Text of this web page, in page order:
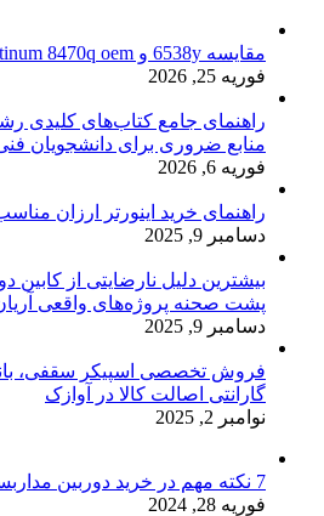
مقایسه 6538y و intel xeon platinum 8470q oem
فوریه 25, 2026
راهنمای جامع کتاب‌های کلیدی
منابع ضروری برای دانشجویان
فوریه 6, 2026
راهنمای خرید اینورتر ارزان
دسامبر 9, 2025
بیشترین دلیل نارضایتی از
پشت صحنه پروژه‌های واقعی
دسامبر 9, 2025
فروش تخصصی اسپیکر سقفی، باند
گارانتی اصالت کالا در آوازک
نوامبر 2, 2025
7 نکته مهم در خرید دوربین مداربسته + راهنمای خرید
فوریه 28, 2024